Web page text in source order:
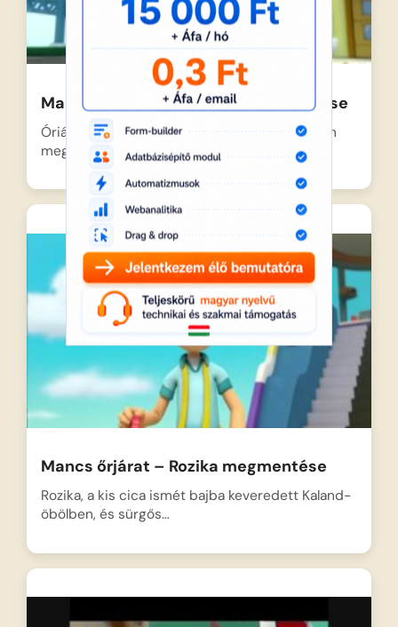
Mancs őrjárat – A cirkusz megmentése
Óriási izgalom tölti el Kaland-öböl lakóit, hiszen
megérkezik a várva…
Mancs őrjárat – Rozika megmentése
Rozika, a kis cica ismét bajba keveredett Kaland-
öbölben, és sürgős…